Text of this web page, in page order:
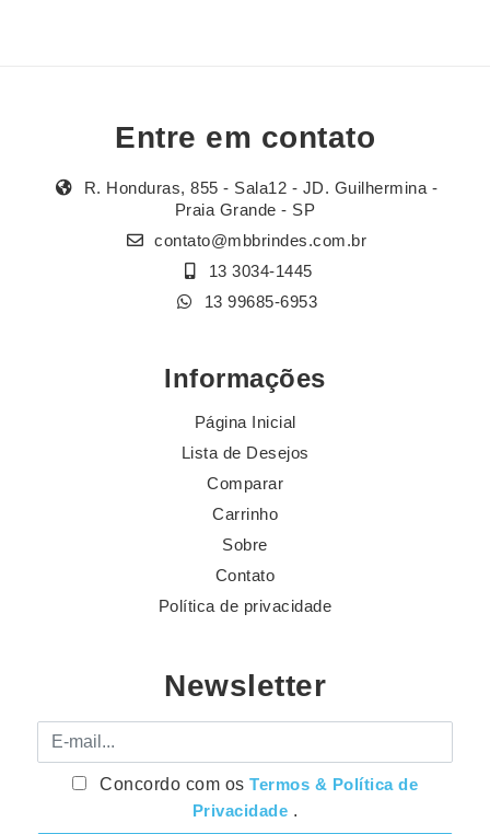
Entre em contato
R. Honduras, 855 - Sala12 - JD. Guilhermina -
Praia Grande - SP
contato@mbbrindes.com.br
13 3034-1445
13 99685-6953
Informações
Página Inicial
Lista de Desejos
Comparar
Carrinho
Sobre
Contato
Política de privacidade
Newsletter
E-mail
Concordo com osTermos & Política de
Privacidade .